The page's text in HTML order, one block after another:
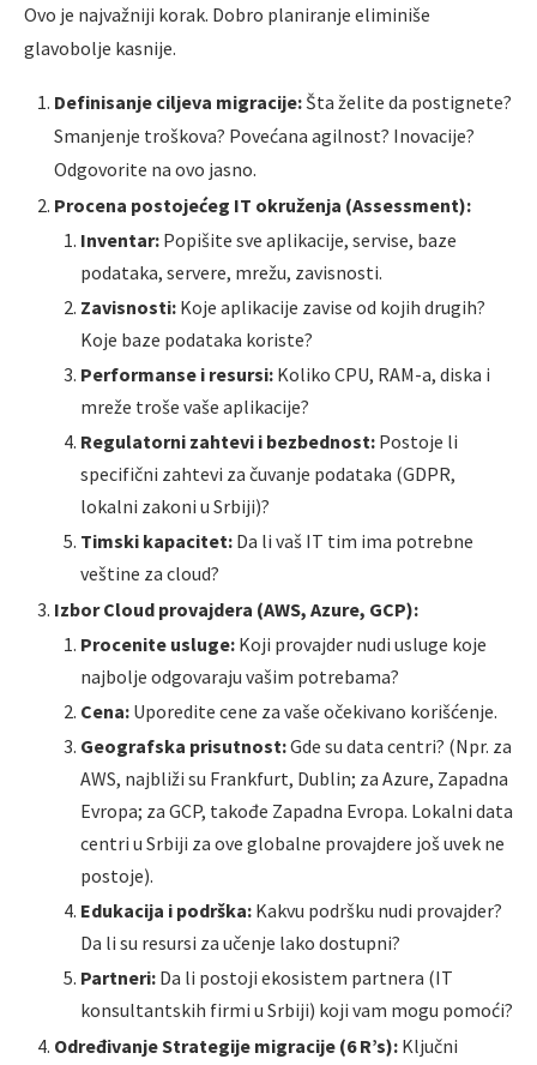
Ovo je najvažniji korak. Dobro planiranje eliminiše
glavobolje kasnije.
Definisanje ciljeva migracije: Šta želite da postignete?
Smanjenje troškova? Povećana agilnost? Inovacije?
Odgovorite na ovo jasno.
Procena postojećeg IT okruženja (Assessment):
Inventar: Popišite sve aplikacije, servise, baze
podataka, servere, mrežu, zavisnosti.
Zavisnosti: Koje aplikacije zavise od kojih drugih?
Koje baze podataka koriste?
Performanse i resursi: Koliko CPU, RAM-a, diska i
mreže troše vaše aplikacije?
Regulatorni zahtevi i bezbednost: Postoje li
specifični zahtevi za čuvanje podataka (GDPR,
lokalni zakoni u Srbiji)?
Timski kapacitet: Da li vaš IT tim ima potrebne
veštine za cloud?
Izbor Cloud provajdera (AWS, Azure, GCP):
Procenite usluge: Koji provajder nudi usluge koje
najbolje odgovaraju vašim potrebama?
Cena: Uporedite cene za vaše očekivano korišćenje.
Geografska prisutnost:Gde su data centri? (Npr. za
AWS, najbliži su Frankfurt, Dublin; za Azure, Zapadna
Evropa; za GCP, takođe Zapadna Evropa. Lokalni data
centri u Srbiji za ove globalne provajdere još uvek ne
postoje).
Edukacija i podrška: Kakvu podršku nudi provajder?
Da li su resursi za učenje lako dostupni?
Partneri: Da li postoji ekosistem partnera (IT
konsultantskih firmi u Srbiji) koji vam mogu pomoći?
Određivanje Strategije migracije (6 R’s): Ključni